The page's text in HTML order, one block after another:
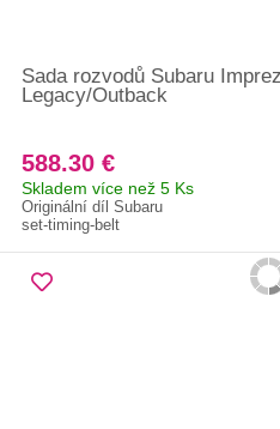
Sada rozvodů Subaru
Legacy/Outback
588.30 €
Skladem více než 5 Ks
Originální díl Subaru
set-timing-belt